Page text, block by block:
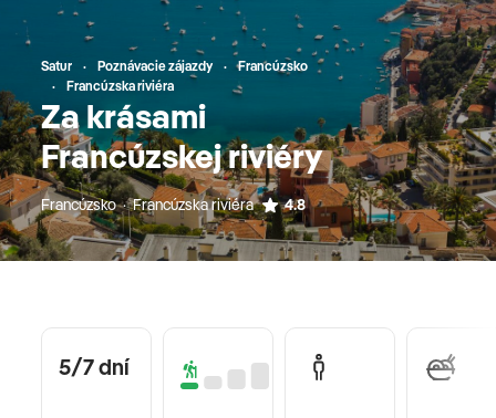
Satur Poznávacie zájazdy
Francúzsko
Francúzska riviéra
Za krásami
Francúzskej riviéry
Francúzsko · Francúzska riviéra 4.8
5/7 dní